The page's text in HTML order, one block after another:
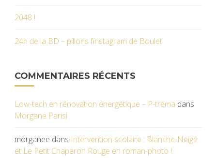
2048 !
24h de la BD – pillons l’instagram de Boulet
COMMENTAIRES RÉCENTS
Low-tech en rénovation énergétique – P-tréma dans
Morgane Parisi
morganee dans Intervention scolaire : Blanche-Neige
et Le Petit Chaperon Rouge en roman-photo !